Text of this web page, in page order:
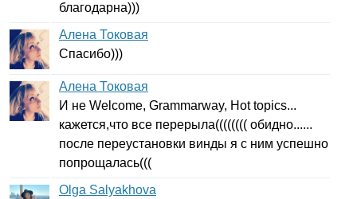
благодарна)))
Алена Токовая
Спасибо)))
Алена Токовая
И не Welcome, Grammarway, Hot topics...
кажется,что все перерыла(((((((( обидно......
после переустановки винды я с ним успешно
попрощалась(((
Olga Salyakhova